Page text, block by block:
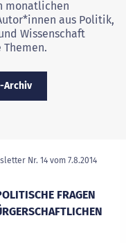
monatlichen
aus Politik,
Wissenschaft
Archiv
Nr. 14 vom 7.8.2014
FRAGEN